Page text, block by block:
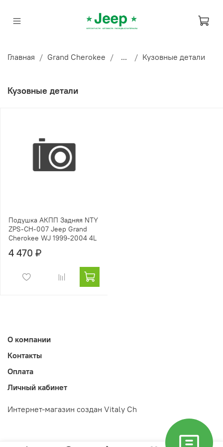
Главная Grand Cherokee ... Кузовные детали
Кузовные детали
Подушка АКПП Задняя NTY
ZPS-CH-007 Jeep Grand
Cherokee WJ 1999-2004 4L
4 470 ₽
О компании
Контакты
Оплата
Личный кабинет
Интернет-магазин создан Vitaly Ch